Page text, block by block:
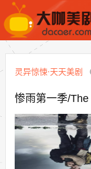
灵异惊悚·天天美剧
惨雨第一季/